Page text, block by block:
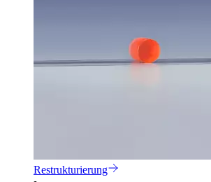
Restrukturierung